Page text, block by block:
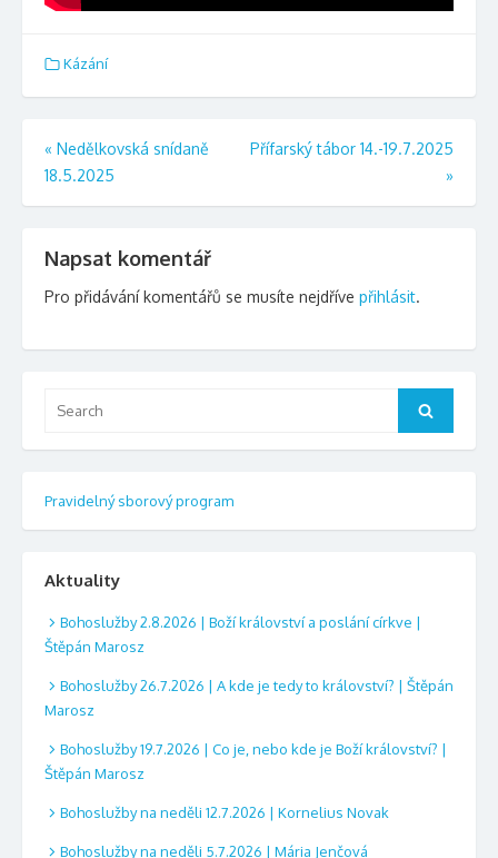
Kázání
Navigace
pro
« Nedělkovská snídaně
18.5.2025
Přífarský tábor 14.-19.7.2025
»
Napsat komentář
Pro přidávání komentářů se musíte nejdříve přihlásit.
Search
Pravidelný sborový program
Aktuality
Bohoslužby 2.8.2026 | Boží království a poslání církve |
Štěpán Marosz
Bohoslužby 26.7.2026 | A kde je tedy to království? | Štěpán
Marosz
Bohoslužby 19.7.2026 | Co je, nebo kde je Boží království? |
Štěpán Marosz
Bohoslužby na neděli 12.7.2026 | Kornelius Novak
Bohoslužby na neděli 5.7.2026 | Mária Jenčová